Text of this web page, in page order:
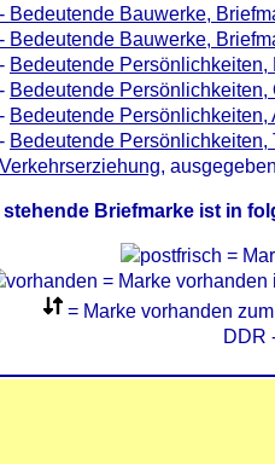
Bedeutende Bauwerke,
Bedeutende Bauwerke,
Bedeutende
Bedeutende Persönlichkeiten,
Bedeutende
Bedeutende Persönlichkeiten,
Verkehrserziehung,
stehende Briefmarke ist in
=
= Marke vorhanden
= Marke vorhanden
DDR